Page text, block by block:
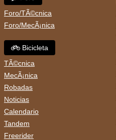
Foro/TÃ©cnica
Foro/MecÃ¡nica
Bicicleta
TÃ©cnica
MecÃ¡nica
Robadas
Noticias
Calendario
Tandem
Freerider